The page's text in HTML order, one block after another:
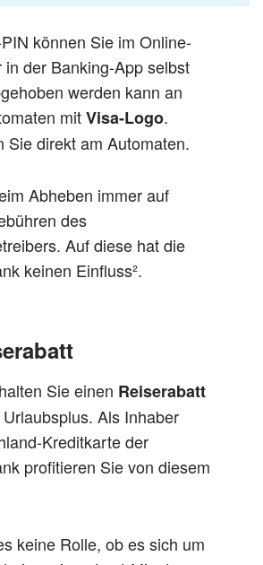
können Sie im Online-
in der Banking-App selbst
werden kann an
mitVisa-Logo.
Sie direkt am Automaten.
Abheben immer auf
des
Auf diese hat die
keinen Einfluss².
Sie einen Reiserabatt
Als Inhaber
Kreditkarte der
profitieren Sie von diesem
keine Rolle, ob es sich um